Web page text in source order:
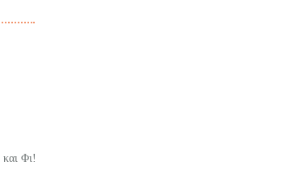
και Φι!